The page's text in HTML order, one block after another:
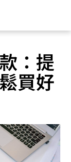
：提
買好